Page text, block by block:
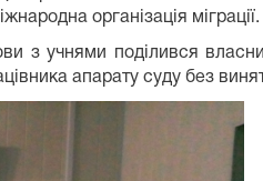
організація міграції.
з учнями поділився
апарату суду без